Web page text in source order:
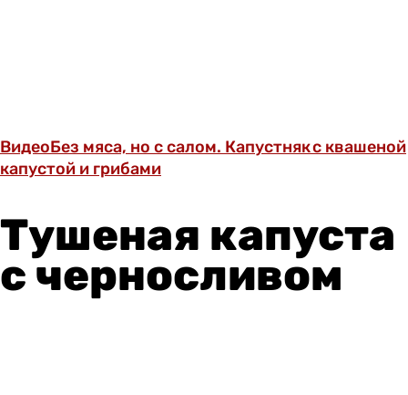
ВидеоБез мяса, но с салом. Капустняк с квашеной
капустой и грибами
Тушеная капуста
с черносливом